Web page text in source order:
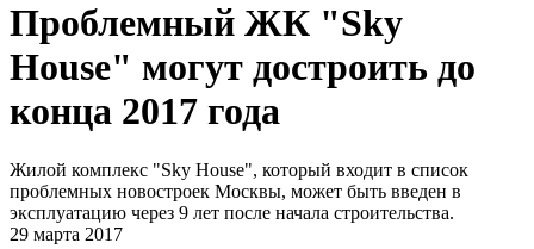
Проблемный ЖК "Sky
House" могут достроить до
конца 2017 года
Жилой комплекс "Sky House", который входит в список
проблемных новостроек Москвы, может быть введен в
эксплуатацию через 9 лет после начала строительства.
29 марта 2017